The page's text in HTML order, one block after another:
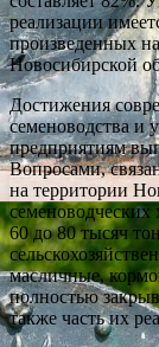
реализации
произведенных
Новосибирской
Достижения
семеноводства и
предприятиям
Вопросами,
на территории
семеноводческих
60 до 80 тысяч
масличные,
полностью
также часть их